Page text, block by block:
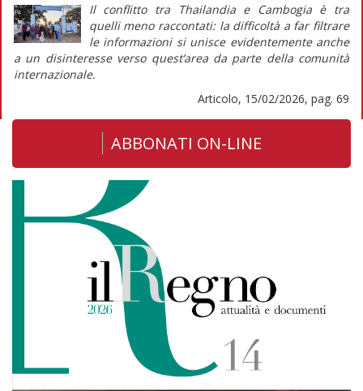
Il conflitto tra Thailandia e Cambogia è tra
quelli meno raccontati: la difficoltà a far filtrare
le informazioni si unisce evidentemente anche
a un disinteresse verso quest’area da parte della comunità
internazionale.
Articolo, 15/02/2026, pag. 69
ABBONATI ON-LINE